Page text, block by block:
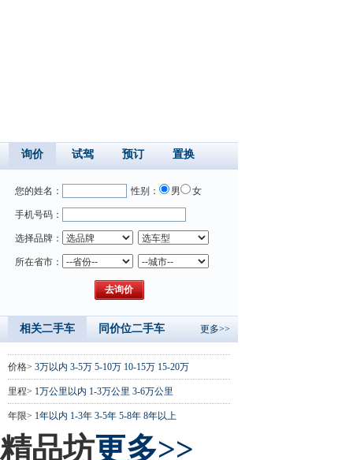
询价 试驾 预订 置换
您的姓名： 性别： 男 女
手机号码：
选择品牌：
所在省市：
相关二手车 同价位二手车 更多>>
价格> 3万以内 3-5万 5-10万 10-15万 15-20万
里程> 1万公里以内 1-3万公里 3-6万公里
年限> 1年以内 1-3年 3-5年 5-8年 8年以上
精品坊更多>>